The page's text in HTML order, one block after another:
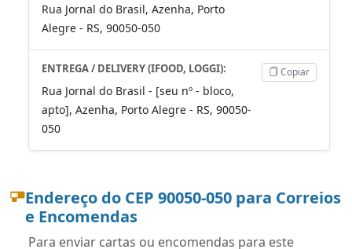
Rua Jornal do Brasil, Azenha, Porto
Alegre - RS, 90050-050
ENTREGA / DELIVERY (IFOOD, LOGGI):
Rua Jornal do Brasil - [seu nº - bloco,
apto], Azenha, Porto Alegre - RS, 90050-
050
Copiar
Endereço do CEP 90050-050 para Correios
e Encomendas
Para enviar cartas ou encomendas para este